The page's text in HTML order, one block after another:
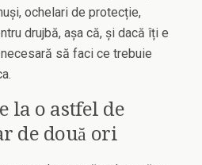
ochelari de protecție,
drujbă, așa că, și dacă îți e
să faci ce trebuie
la o astfel de
de două ori